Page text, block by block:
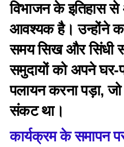
विभाजन के इतिहास
आवश्यक है। उन्होंने
समय सिख और सिंधी
समुदायों को अपने घर-
पलायन करना पड़ा,
संकट था।
कार्यक्रम के समापन